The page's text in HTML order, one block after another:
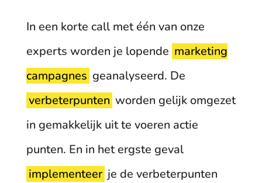
In een korte call met één van onze
experts worden je lopende marketing
campagnes geanalyseerd. De
verbeterpunten worden gelijk omgezet
in gemakkelijk uit te voeren actie
punten. En in het ergste geval
implementeer je de verbeterpunten